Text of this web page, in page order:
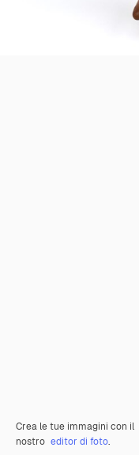
Crea le tue immagini con il
nostro editor di foto.